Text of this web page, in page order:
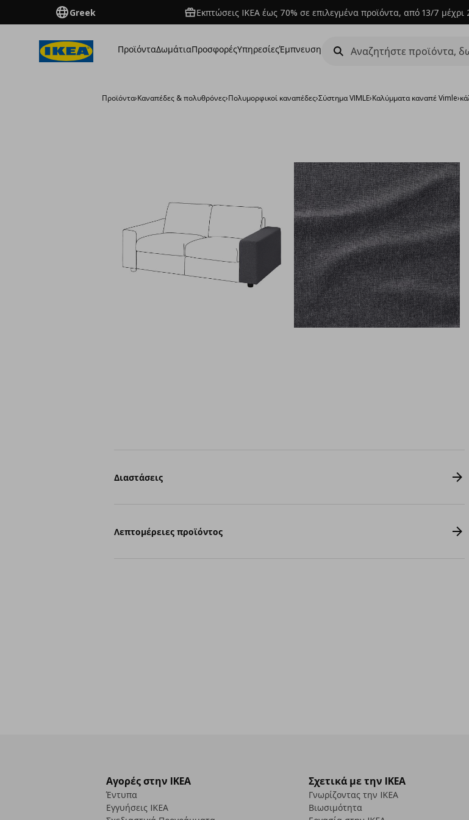
Greek Εκπτώσεις IKEA έως 70% σε επιλεγμένα προϊόντα, από 13/7 μέχρι
ΠροϊόνταΔωμάτιαΠροσφορέςΥπηρεσίεςΈμπνευση
Προϊόντα›Καναπέδες & πολυθρόνες›Πολυμορφικοί καναπέδες›Σύστημα VIMLE›Καλύμματα καναπέ Vimle›
Διαστάσεις
Λεπτομέρειες προϊόντος
Αγορές στην IKEA
Έντυπα
Εγγυήσεις IKEA
Σχετικά με την IKEA
Γνωρίζοντας την IKEA
Βιωσιμότητα